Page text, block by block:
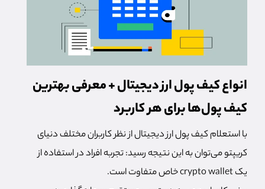
انواع کیف پول ارز دیجیتال + معرفی بهترین
کیف پول‌ها برای هر کاربرد
با استعلام کیف پول ارز دیجیتال از نظر کاربران مختلف دنیای
کریپتو می‌توان به این نتیجه رسید: تجربه افراد در استفاده از
یک crypto wallet خاص متفاوت است.